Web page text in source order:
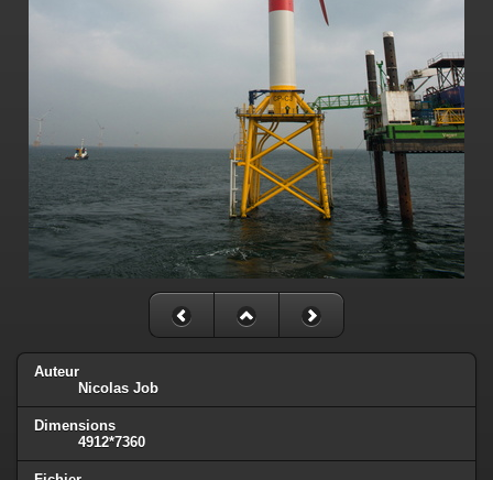
Auteur
Nicolas Job
Dimensions
4912*7360